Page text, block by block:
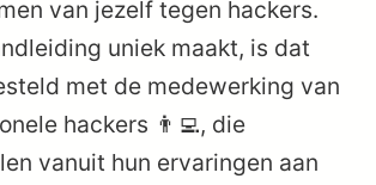
van jezelf tegen hackers.
uniek maakt, is dat
met de medewerking van
hackers 👨‍💻, die
vanuit hun ervaringen aan